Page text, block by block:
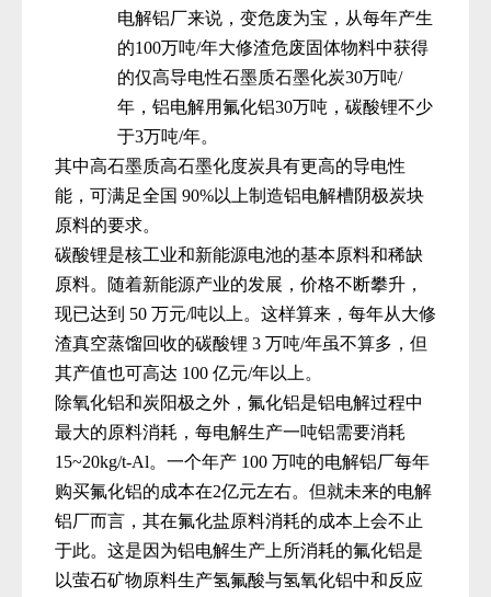
电解铝厂来说，变危废为宝，从每年产生
的100万吨/年大修渣危废固体物料中获得
的仅高导电性石墨质石墨化炭30万吨/
年，铝电解用氟化铝30万吨，碳酸锂不少
于3万吨/年。
其中高石墨质高石墨化度炭具有更高的导电性
能， 可满足全国 90%以上制造铝电解槽阴极炭块
原料的要求。
碳酸锂是核工业和新能源电池的基本原料和稀缺
原料。随着新能源产业的发展，价格不断攀升，
现已达到 50 万元/吨以上。这样算来，每年从大修
渣真空蒸馏回收的碳酸锂 3 万吨/年虽不算多，但
其产值也可高达 100 亿元/年以上。
除氧化铝和炭阳极之外，氟化铝是铝电解过程中
最大的原料消耗，每电解生产一吨铝需要消耗
15~20kg/t-Al。一个年产 100 万吨的电解铝厂每年
购买氟化铝的成本在2亿元左右。但就未来的电解
铝厂而言，其在氟化盐原料消耗的成本上会不止
于此。这是因为铝电解生产上所消耗的氟化铝是
以萤石矿物原料生产氢氟酸与氢氧化铝中和反应